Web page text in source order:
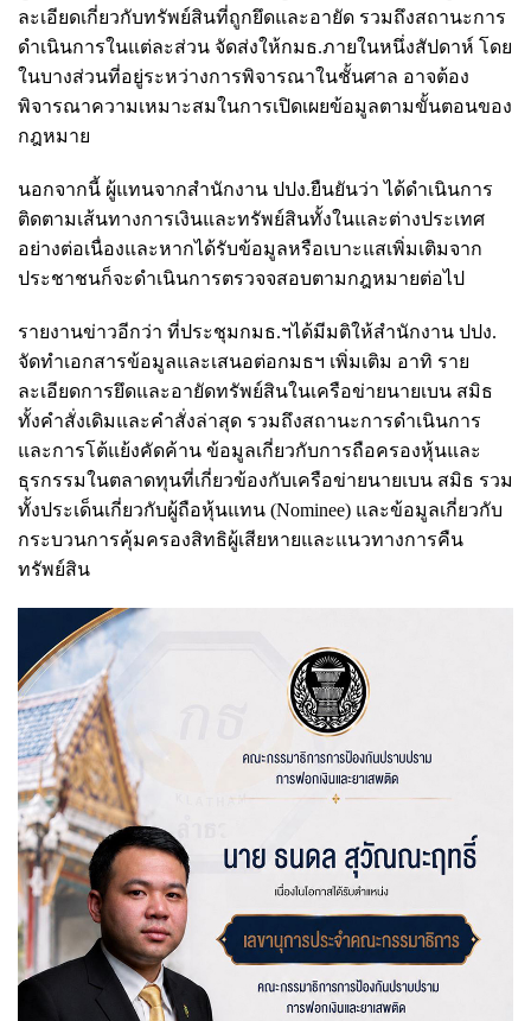
ละเอียดเกี่ยวกับทรัพย์สินที่ถูกยึดและอายัด รวมถึงสถานะการ
ดำเนินการในแต่ละส่วน จัดส่งให้กมธ.ภายในหนึ่งสัปดาห์ โดย
ในบางส่วนที่อยู่ระหว่างการพิจารณาในชั้นศาล อาจต้อง
พิจารณาความเหมาะสมในการเปิดเผยข้อมูลตามขั้นตอนของ
กฎหมาย
นอกจากนี้ ผู้แทนจากสำนักงาน ปปง.ยืนยันว่า ได้ดำเนินการ
ติดตามเส้นทางการเงินและทรัพย์สินทั้งในและต่างประเทศ
อย่างต่อเนื่องและหากได้รับข้อมูลหรือเบาะแสเพิ่มเติมจาก
ประชาชนก็จะดำเนินการตรวจจสอบตามกฎหมายต่อไป
รายงานข่าวอีกว่า ที่ประชุมกมธ.ฯได้มีมติให้สำนักงาน ปปง.
จัดทำเอกสารข้อมูลและเสนอต่อกมธฯ เพิ่มเติม อาทิ ราย
ละเอียดการยึดและอายัดทรัพย์สินในเครือข่ายนายเบน สมิธ
ทั้งคำสั่งเดิมและคำสั่งล่าสุด รวมถึงสถานะการดำเนินการ
และการโต้แย้งคัดค้าน ข้อมูลเกี่ยวกับการถือครองหุ้นและ
ธุรกรรมในตลาดทุนที่เกี่ยวข้องกับเครือข่ายนายเบน สมิธ รวม
ทั้งประเด็นเกี่ยวกับผู้ถือหุ้นแทน (Nominee) และข้อมูลเกี่ยวกับ
กระบวนการคุ้มครองสิทธิผู้เสียหายและแนวทางการคืน
ทรัพย์สิน